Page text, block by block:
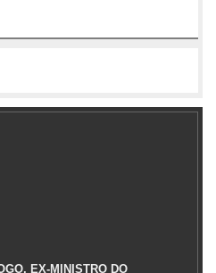
EX-MINISTRO DO